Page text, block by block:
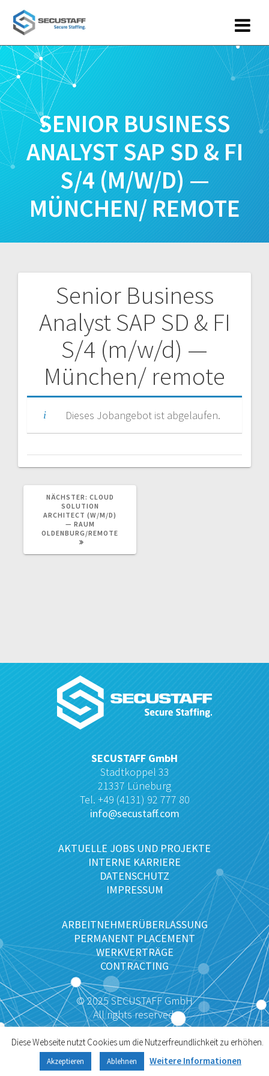
SENIOR BUSINESS
ANALYST SAP SD & FI
S/4 (M/W/D) —
MÜNCHEN/ REMOTE
Senior Business
Analyst SAP SD & FI
S/4 (m/w/d) —
München/ remote
Dieses Jobangebot ist abgelaufen.
Beitragsnavigation
NÄCHSTER: NÄCHSTER
BEITRAG:
CLOUD
SOLUTION
ARCHITECT (W/M/D)
— RAUM
OLDENBURG/REMOTE
Diese Webseite nutzt Cookies um die Nutzerfreundlichkeit zu erhöhen.
Akzeptieren Ablehnen Weitere Informationen
SECUSTAFF GmbH
Stadtkoppel 33
21337 Lüneburg
Tel. +49 (4131) 92 777 80
info@secustaff.com
AKTUELLE JOBS UND PROJEKTE
INTERNE KARRIERE
DATENSCHUTZ
IMPRESSUM
ARBEITNEHMERÜBERLASSUNG
PERMANENT PLACEMENT
WERKVERTRÄGE
CONTRACTING
© 2025 SECUSTAFF GmbH
All rights reserved.